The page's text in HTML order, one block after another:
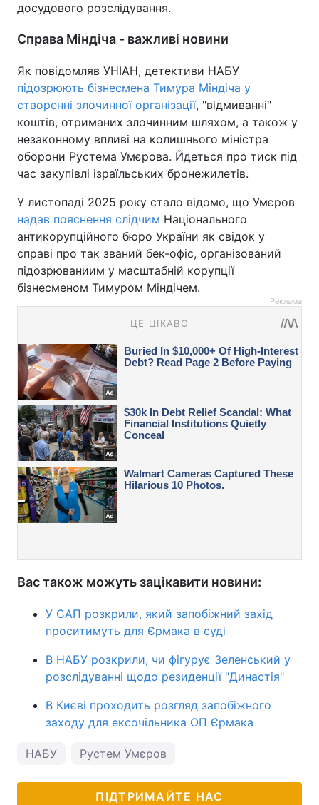
досудового розслідування.
Справа Міндіча - важливі новини
Як повідомляв УНІАН, детективи НАБУ
підозрюють бізнесмена Тимура Міндіча у
створенні злочинної організації, "відмиванні"
коштів, отриманих злочинним шляхом, а також у
незаконному впливі на колишнього міністра
оборони Рустема Умєрова. Йдеться про тиск під
час закупівлі ізраїльських бронежилетів.
У листопаді 2025 року стало відомо, що Умєров
надав пояснення слідчим Національного
антикорупційного бюро України як свідок у
справі про так званий бек-офіс, організований
підозрюваниим у масштабній корупції
бізнесменом Тимуром Міндічем.
Реклама
Вас також можуть зацікавити новини:
У САП розкрили, який запобіжний захід
проситимуть для Єрмака в суді
В НАБУ розкрили, чи фігурує Зеленський у
розслідуванні щодо резиденції "Династія"
В Києві проходить розгляд запобіжного
заходу для ексочільника ОП Єрмака
НАБУ Рустем Умєров
ПІДТРИМАЙТЕ НАС